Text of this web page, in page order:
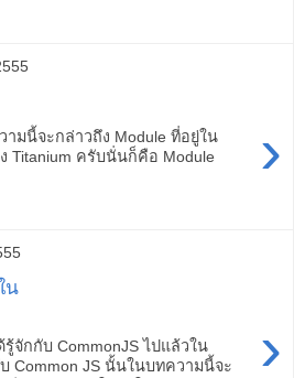
›
มนี้จะกล่าวถึง Module ที่อยู่ใน
Titanium ครับนั่นก็คือ Module
น
›
รู้จักกับ CommonJS ไปแล้วใน
Common JS นั้นในบทความนี้จะ